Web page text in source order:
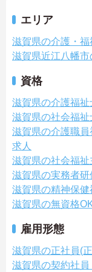
エリア
滋賀県の介護・福
滋賀県近江八幡市
資格
滋賀県の介護福祉
滋賀県の社会福祉
滋賀県の介護職
求人
滋賀県の社会福祉
滋賀県の実務者
滋賀県の精神保健
滋賀県の無資格
雇用形態
滋賀県の正社員(
滋賀県の契約社員